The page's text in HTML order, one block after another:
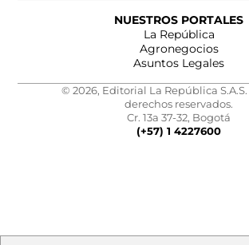
NUESTROS PORTALES
La República
Agronegocios
Asuntos Legales
© 2026, Editorial La República S.A.S.
derechos reservados.
Cr. 13a 37-32, Bogotá
(+57) 1 4227600